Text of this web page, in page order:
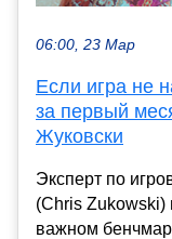
06:00, 23 Мар
Если игра не
за первый
Жуковски
Эксперт по
(Chris Zukowski)
важном